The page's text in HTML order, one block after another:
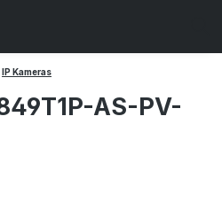
IP Kameras
AS-PV-